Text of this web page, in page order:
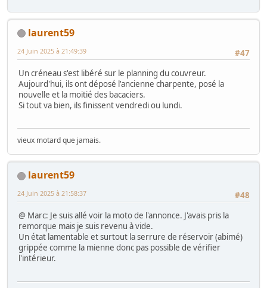
laurent59
#47
24 Juin 2025 à 21:49:39
Un créneau s'est libéré sur le planning du couvreur.
Aujourd'hui, ils ont déposé l'ancienne charpente, posé la
nouvelle et la moitié des bacaciers.
Si tout va bien, ils finissent vendredi ou lundi.
vieux motard que jamais.
laurent59
#48
24 Juin 2025 à 21:58:37
@ Marc: Je suis allé voir la moto de l'annonce. J'avais pris la
remorque mais je suis revenu à vide.
Un état lamentable et surtout la serrure de réservoir (abimé)
grippée comme la mienne donc pas possible de vérifier
l'intérieur.